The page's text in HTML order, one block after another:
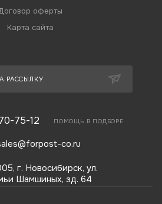
оферты
Карта сайта
РАССЫЛКУ
75-12 ПОМОЩЬ В ПОДБОРЕ
co.ru
г. Новосибирск, ул.
Шамшиных, зд. 64